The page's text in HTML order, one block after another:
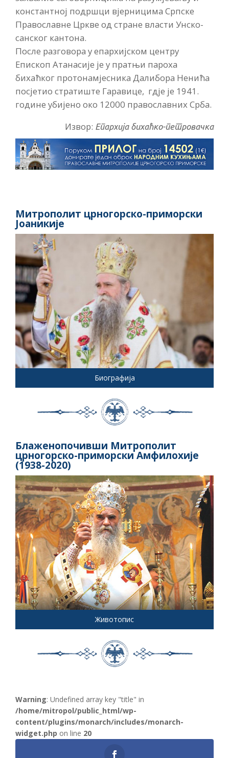
константној подршци вјерницима Српске
Православне Цркве од стране власти Унско-
санског кантона.
После разговора у епархијском центру
Епископ Атанасије је у пратњи пароха
бихаћког протонамјесника Далибора Ненића
посјетио стратиште Гаравице, гдје је 1941.
године убијено око 12000 православних Срба.
Извор: Епархија бихаћко-петровачка
Митрополит црногорско-приморски
Јоаникије
Биографија
Блаженопочивши Митрополит
црногорско-приморски Амфилохије
(1938-2020)
Животопис
Warning: Undefined array key "title" in
/home/mitropol/public_html/wp-
content/plugins/monarch/includes/monarch-
widget.php on line 20